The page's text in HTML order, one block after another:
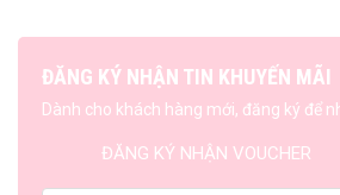
ĐĂNG KÝ NHẬN TIN KHUYẾN MÃI
Dành cho khách hàng mới, đăng ký để
ĐĂNG KÝ NHẬN VOUCHER